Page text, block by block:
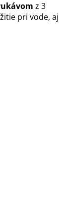
z 3
pri vode, aj